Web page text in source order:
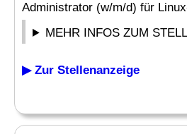
Administrator (w/m/d) für
MEHR INFOS ZUM
▶ Zur Stellenanzeige